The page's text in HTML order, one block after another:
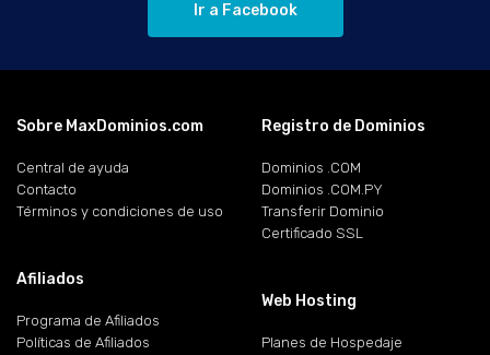
Ir a Facebook
Sobre MaxDominios.com
Central de ayuda
Contacto
Términos y condiciones de uso
Afiliados
Programa de Afiliados
Políticas de Afiliados
Registro de Dominios
Dominios .COM
Dominios .COM.PY
Transferir Dominio
Certificado SSL
Web Hosting
Planes de Hospedaje